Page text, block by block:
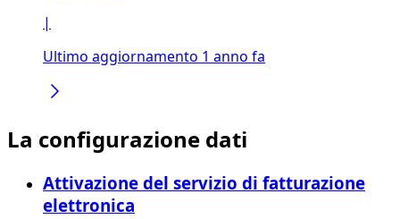
|
Ultimo aggiornamento 1 anno fa
La configurazione dati
Attivazione del servizio di fatturazione
elettronica